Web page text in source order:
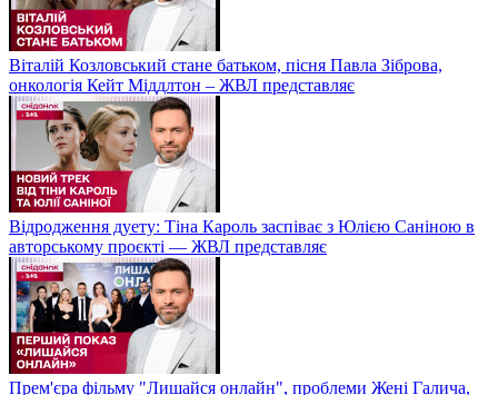
Віталій Козловський стане батьком, пісня Павла Зіброва,
онкологія Кейт Міддлтон – ЖВЛ представляє
Відродження дуету: Тіна Кароль заспіває з Юлією Саніною в
авторському проєкті — ЖВЛ представляє
Прем'єра фільму "Лишайся онлайн", проблеми Жені Галича,